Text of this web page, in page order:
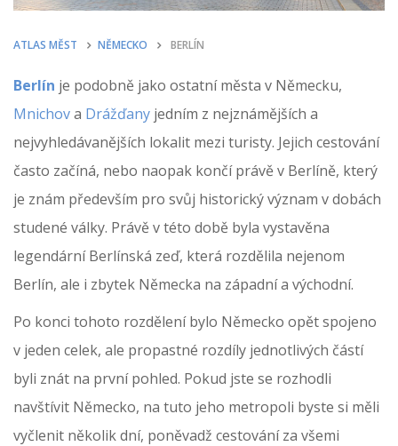
ATLAS MĚST NĚMECKO BERLÍN
Berlín je podobně jako ostatní města v Německu,
Mnichova Drážďany jedním z nejznámějších a
nejvyhledávanějších lokalit mezi turisty. Jejich cestování
často začíná, nebo naopak končí právě v Berlíně, který
je znám především pro svůj historický význam v dobách
studené války. Právě v této době byla vystavěna
legendární Berlínská zeď, která rozdělila nejenom
Berlín, ale i zbytek Německa na západní a východní.
Po konci tohoto rozdělení bylo Německo opět spojeno
v jeden celek, ale propastné rozdíly jednotlivých částí
byli znát na první pohled. Pokud jste se rozhodli
navštívit Německo, na tuto jeho metropoli byste si měli
vyčlenit několik dní, poněvadž cestování za všemi